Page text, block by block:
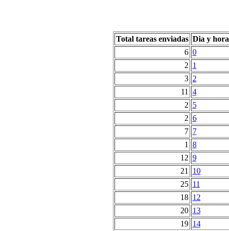
Total tareas enviadas Dia y hora
6 0
2 1
3 2
11
4
2 5
2 6
7 7
1
8
12 9
21
10
25 11
18 12
20 13
19 14